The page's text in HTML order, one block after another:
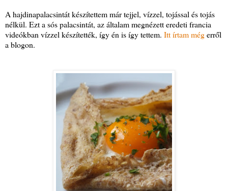
A hajdinapalacsintát készítettem már tejjel, vízzel, tojással és tojás
nélkül. Ezt a sós palacsintát, az általam megnézett eredeti francia
videókban vízzel készítették, így én is így tettem. Itt írtam mégerről
a blogon.